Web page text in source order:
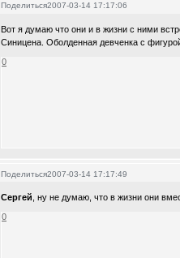
Поделиться2007-03-14 17:17:06
Вот я думаю что они и в жизни с ними
Синицена. Оболденная девченка с
0
Поделиться2007-03-14 17:17:49
Сергей , ну не думаю, что в жизни они
0